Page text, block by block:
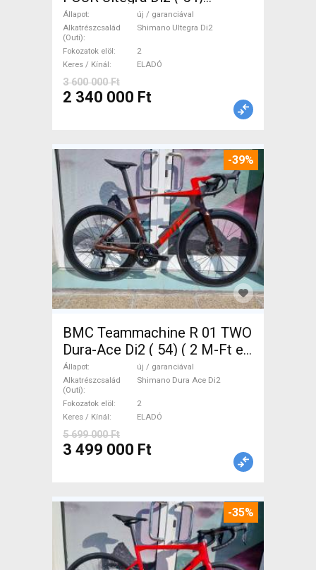
Országúti Shimano Ultegra
Di2 tárcsafék új / garanciával
ELADÓ
Állapot
új / garanciával
Alkatrészcsalád
(Outi)
Shimano Ultegra Di2
Fokozatok elöl
2
Keres / Kínál
ELADÓ
3 600 000 Ft
2 340 000 Ft
-39%
BMC Teammachine R 01 TWO
Dura-Ace Di2 ( 54) ( 2 M-Ft e
Országúti Shimano Dura Ace
Di2 tárcsafék új / garanciával
ELADÓ
Állapot
új / garanciával
Alkatrészcsalád
(Outi)
Shimano Dura Ace Di2
Fokozatok elöl
2
Keres / Kínál
ELADÓ
5 699 000 Ft
3 499 000 Ft
-35%